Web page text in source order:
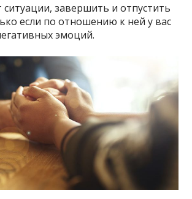
ситуации, завершить и отпустить
если по отношению к ней у вас
эмоций.